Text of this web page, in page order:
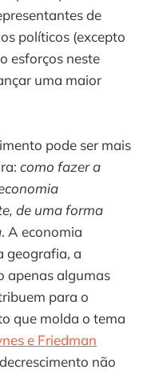
de
políticos (excepto
esforços neste
uma maior
pode ser mais
como fazer a
de uma forma
. A economia
geografia, a
apenas algumas
para o
que molda o tema
e Friedman
não